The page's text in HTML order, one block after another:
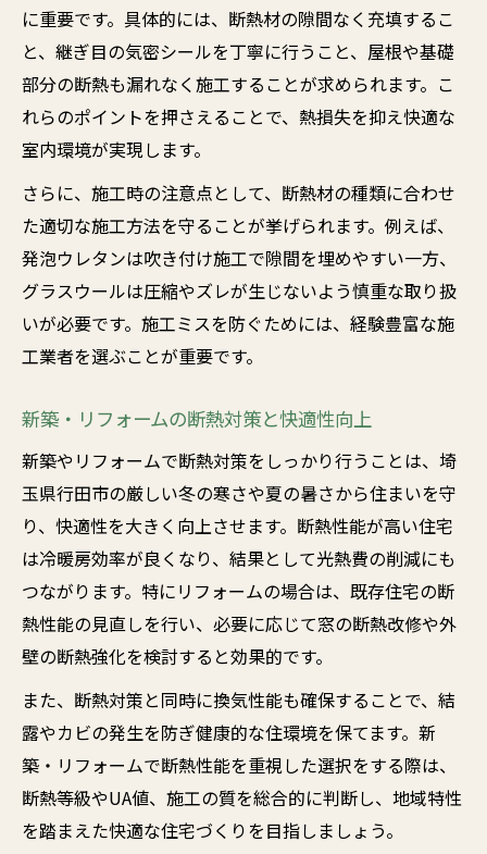
に重要です。具体的には、断熱材の隙間なく充填するこ
と、継ぎ目の気密シールを丁寧に行うこと、屋根や基礎
部分の断熱も漏れなく施工することが求められます。こ
れらのポイントを押さえることで、熱損失を抑え快適な
室内環境が実現します。
さらに、施工時の注意点として、断熱材の種類に合わせ
た適切な施工方法を守ることが挙げられます。例えば、
発泡ウレタンは吹き付け施工で隙間を埋めやすい一方、
グラスウールは圧縮やズレが生じないよう慎重な取り扱
いが必要です。施工ミスを防ぐためには、経験豊富な施
工業者を選ぶことが重要です。
新築・リフォームの断熱対策と快適性向上
新築やリフォームで断熱対策をしっかり行うことは、埼
玉県行田市の厳しい冬の寒さや夏の暑さから住まいを守
り、快適性を大きく向上させます。断熱性能が高い住宅
は冷暖房効率が良くなり、結果として光熱費の削減にも
つながります。特にリフォームの場合は、既存住宅の断
熱性能の見直しを行い、必要に応じて窓の断熱改修や外
壁の断熱強化を検討すると効果的です。
また、断熱対策と同時に換気性能も確保することで、結
露やカビの発生を防ぎ健康的な住環境を保てます。新
築・リフォームで断熱性能を重視した選択をする際は、
断熱等級やUA値、施工の質を総合的に判断し、地域特性
を踏まえた快適な住宅づくりを目指しましょう。